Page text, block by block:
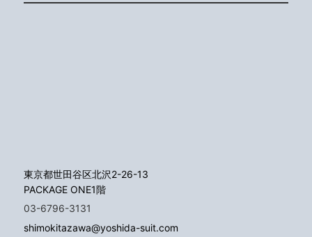
東京都世田谷区北沢2-26-13
PACKAGE ONE1階
03-6796-3131
shimokitazawa@yoshida-suit.com